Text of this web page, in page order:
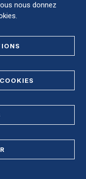
Nîmes
du Grau-du-Roi
nous donnez